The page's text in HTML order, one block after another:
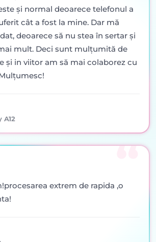
şi normal deoarece telefonul a
cât a fost la mine. Dar mă
deoarece să nu stea în sertar şi
mult. Deci sunt mulţumită de
şi in viitor am să mai colaborez cu
A12
extrem de rapida ,o